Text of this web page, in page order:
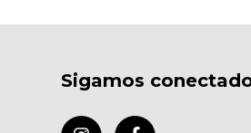
Sigamos